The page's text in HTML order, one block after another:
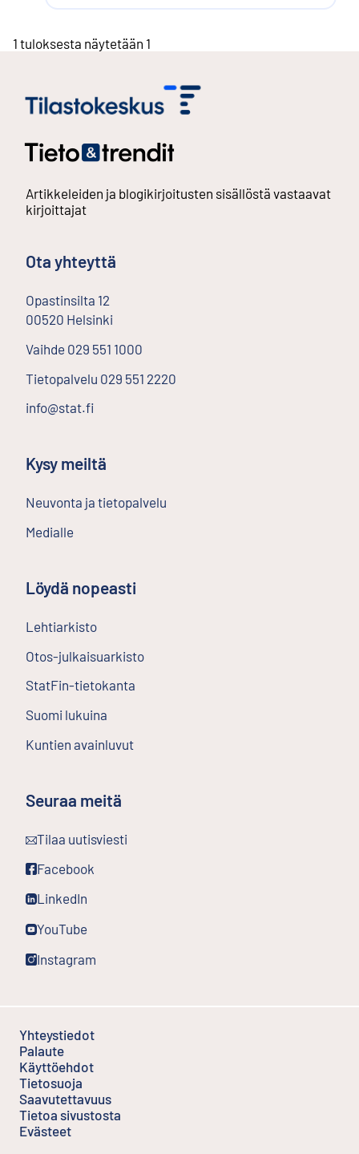
1 tuloksesta näytetään 1
Artikkeleiden ja blogikirjoitusten sisällöstä vastaavat
kirjoittajat
Ota yhteyttä
Opastinsilta 12
00520 Helsinki
Vaihde 029 551 1000
Tietopalvelu 029 551 2220
info@stat.fi
Kysy meiltä
Neuvonta ja tietopalvelu
Medialle
Löydä nopeasti
Lehtiarkisto
Otos-julkaisuarkisto
StatFin-tietokanta
Suomi lukuina
Kuntien avainluvut
Seuraa meitä
Tilaa uutisviesti
Ulkoinen linkki
Facebook
Ulkoinen linkki
LinkedIn
Ulkoinen linkki
YouTube
Ulkoinen linkki
Instagram
Ulkoinen linkki
Yhteystiedot
Palaute
Käyttöehdot
Tietosuoja
Saavutettavuus
Tietoa sivustosta
Evästeet